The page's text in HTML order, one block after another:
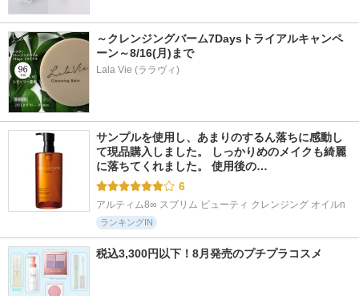
～クレンジングバーム7Daysトライアルキャンペ
ーン～8/16(月)まで
Lala Vie (ララヴィ)
サンプルを使用し、あまりのするん落ちに感動し
て現品購入しました。 しっかりめのメイクも綺麗
に落ちてくれました。 使用後の…
6
アルティム8∞ スブリム ビューティ クレンジング オイルn
ランキングIN
税込3,300円以下！8月発売のプチプラコスメ